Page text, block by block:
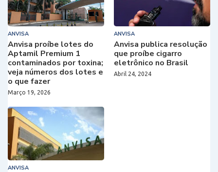
ANVISA
Anvisa proíbe lotes do
Aptamil Premium 1
contaminados por toxina;
veja números dos lotes e
o que fazer
Março 19, 2026
ANVISA
Anvisa publica resolução
que proíbe cigarro
eletrônico no Brasil
Abril 24, 2024
ANVISA